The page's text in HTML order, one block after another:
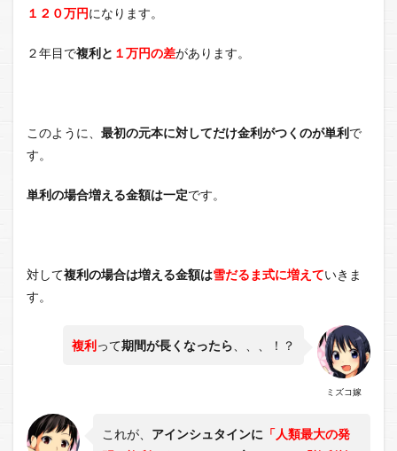
１２０万円になります。
２年目で複利と １万円の差があります。
このように、 最初の元本に対してだけ金利がつくのが単利で
す。
単利の場合増える金額は一定です。
対して複利の場合は増える金額は雪だるま式に増えていきま
す。
ミズコ嫁
複利って期間が長くなったら 、、、！？
これが、 アインシュタインに 「人類最大の発